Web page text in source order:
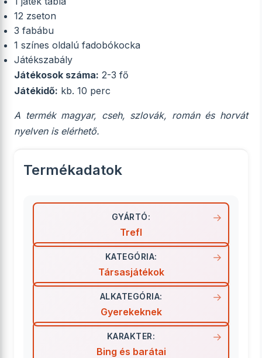
12 zseton
3 fabábu
1 színes oldalú fadobókocka
Játékszabály
Játékosok száma: 2-3 fő
Játékidő: kb. 10 perc
A termék magyar, cseh, szlovák, román és horvát
nyelven is elérhető.
Termékadatok
GYÁRTÓ:
Trefl
KATEGÓRIA:
Társasjátékok
ALKATEGÓRIA:
Gyerekeknek
KARAKTER:
Bing és barátai